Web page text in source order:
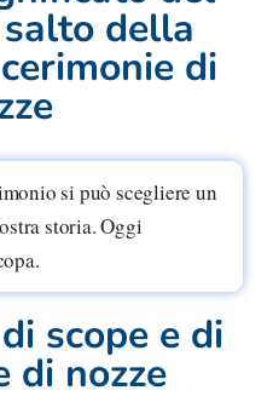
della
di
si può scegliere un
storia. Oggi
scope e di
di nozze